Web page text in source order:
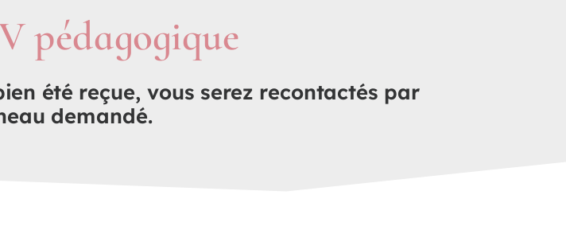
pédagogique
été reçue, vous serez recontactés par
demandé.